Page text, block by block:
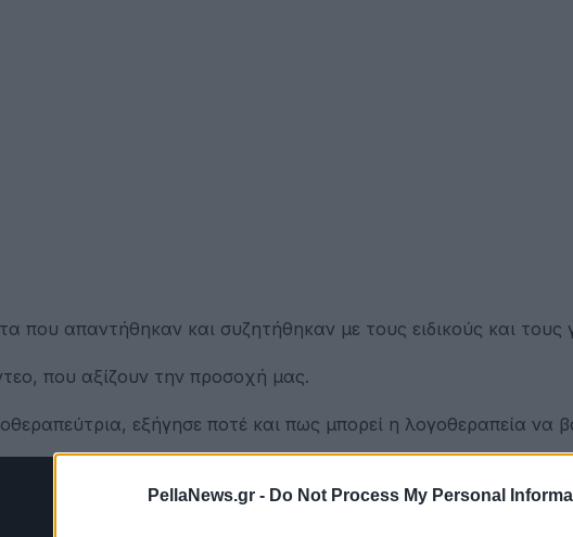
PellaNews.gr - Do Not Process My Personal
που απαντήθηκαν και συζητήθηκαν με τους ειδικούς και τους
που αξίζουν την προσοχή μας.
εξήγησε ποτέ και πως μπορεί η λογοθεραπεία να